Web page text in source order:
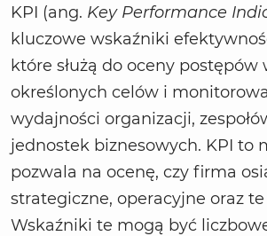
KPI (ang. Key Performance
kluczowe wskaźniki
które służą do oceny postępów
określonych celów i
wydajności organizacji,
jednostek biznesowych. KPI to
pozwala na ocenę, czy firma
strategiczne, operacyjne oraz
Wskaźniki te mogą być